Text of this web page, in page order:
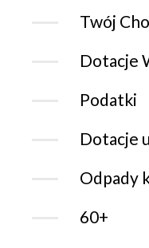
Twój
Dotacje
Podatki
Dotacje
Odpady
60+